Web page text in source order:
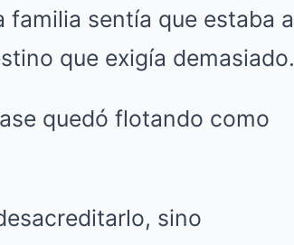
sentía que estaba a
que exigía demasiado.
quedó flotando como
sino